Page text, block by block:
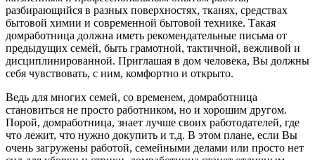
разбирающийся в разных поверхностях, тканях, средствах
бытовой химии и современной бытовой технике. Такая
домработница должна иметь рекомендательные письма от
предыдущих семей, быть грамотной, тактичной, вежливой и
дисциплинированной. Приглашая в дом человека, Вы должны
себя чувствовать, с ним, комфортно и открыто.
Ведь для многих семей, со временем, домработница
становиться не просто работником, но и хорошим другом.
Порой, домработница, знает лучше своих работодателей, где
что лежит, что нужно докупить и т.д. В этом плане, если Вы
очень загружены работой, семейными делами или просто нет